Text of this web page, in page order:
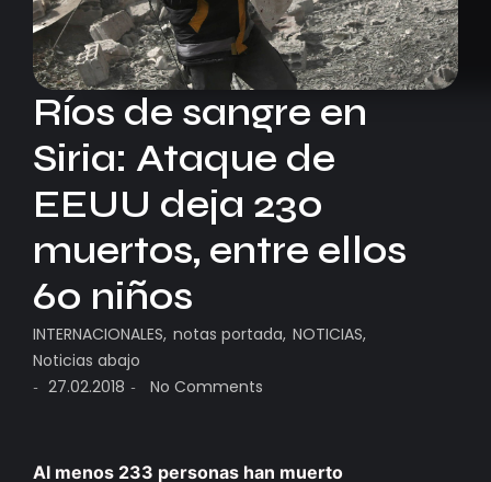
Ríos de sangre en
Siria: Ataque de
EEUU deja 230
muertos, entre ellos
60 niños
INTERNACIONALES, notas portada, NOTICIAS,
Noticias abajo
- 27.02.2018 - No Comments
Al menos 233 personas han muerto